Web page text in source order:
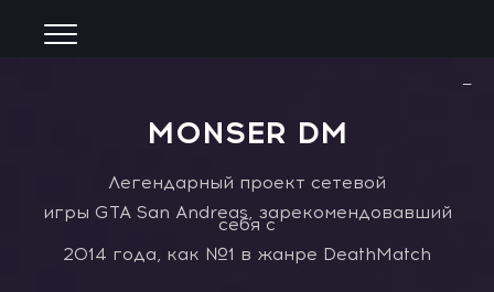
−
MONSER DM
Легендарный проект сетевой
игры GTA San Andreas, зарекомендовавший
себя с
2014 года, как №1 в жанре DeathMatch